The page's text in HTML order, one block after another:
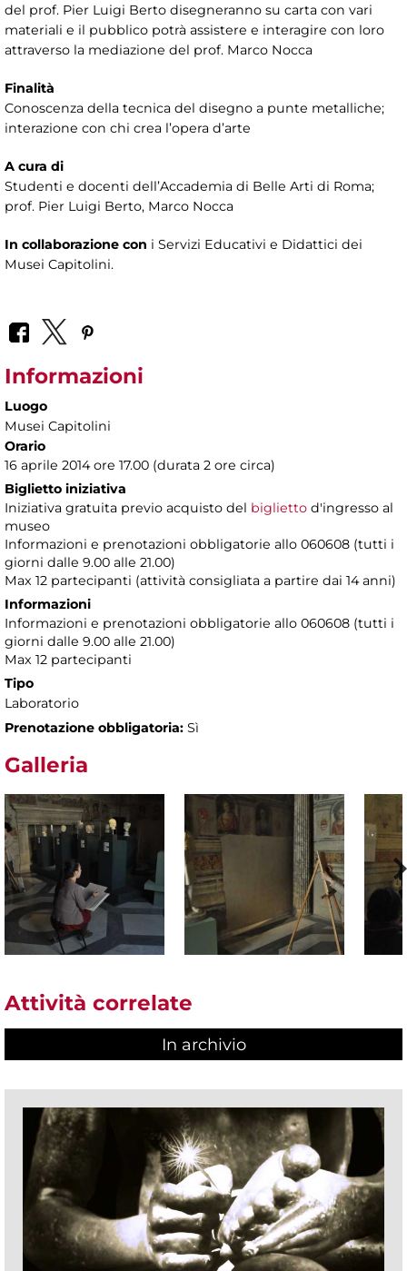
del prof. Pier Luigi Berto disegneranno su carta con vari
materiali e il pubblico potrà assistere e interagire con loro
attraverso la mediazione del prof. Marco Nocca
Finalità
Conoscenza della tecnica del disegno a punte metalliche;
interazione con chi crea l’opera d’arte
A cura di
Studenti e docenti dell’Accademia di Belle Arti di Roma;
prof. Pier Luigi Berto, Marco Nocca
In collaborazione con i Servizi Educativi e Didattici dei
Musei Capitolini.
Informazioni
Luogo
Musei Capitolini
Orario
16 aprile 2014 ore 17.00 (durata 2 ore circa)
Biglietto iniziativa
Iniziativa gratuita previo acquisto del biglietto d'ingresso al
museo
Informazioni e prenotazioni obbligatorie allo 060608 (tutti i
giorni dalle 9.00 alle 21.00)
Max 12 partecipanti (attività consigliata a partire dai 14 anni)
Informazioni
Informazioni e prenotazioni obbligatorie allo 060608 (tutti i
giorni dalle 9.00 alle 21.00)
Max 12 partecipanti
Tipo
Laboratorio
Prenotazione obbligatoria: Sì
Galleria
Attività correlate
In archivio